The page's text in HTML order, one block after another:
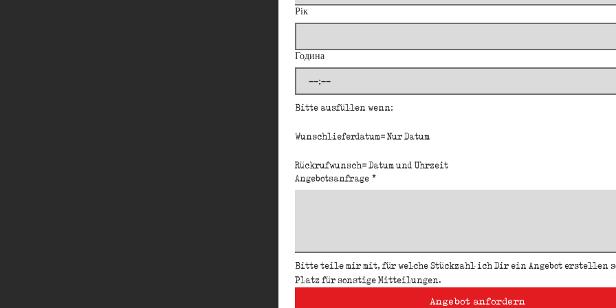
Рік
Година
:
Wunschlieferdatum= Nur Datum
Rückrufwunsch= Datum und Uhrzeit
Angebotsanfrage *
Bitte teile mir mit, für welche Stückzahl ich Dir ein Angebot erstellen
Platz für sonstige Mitteilungen.
Angebot anfordern